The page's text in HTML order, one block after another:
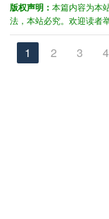
版权声明： 本篇内容为本
法，本站必究。欢迎读者
1 2 3 4